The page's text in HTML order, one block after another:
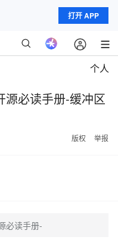
打开 APP
个人
源必读手册-缓冲区
版权 举报
必读手册-